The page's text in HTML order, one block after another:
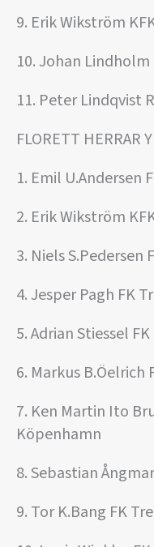
9. Erik Wikström
10. Johan
11. Peter Lindqvist
FLORETT HERRAR
1. Emil U.Andersen
2. Erik Wikström
3. Niels
4. Jesper Pagh FK
5. Adrian Stiessel
6. Markus
7. Ken Martin Ito
Köpenhamn
8. Sebastian
9. Tor K.Bang FK